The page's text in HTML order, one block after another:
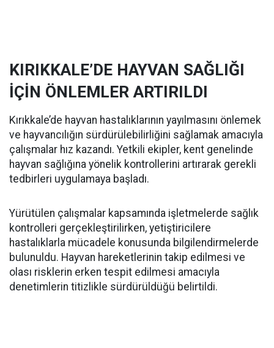
KIRIKKALE’DE HAYVAN SAĞLIĞI
İÇİN ÖNLEMLER ARTIRILDI
Kırıkkale’de hayvan hastalıklarının yayılmasını önlemek
ve hayvancılığın sürdürülebilirliğini sağlamak amacıyla
çalışmalar hız kazandı. Yetkili ekipler, kent genelinde
hayvan sağlığına yönelik kontrollerini artırarak gerekli
tedbirleri uygulamaya başladı.
Yürütülen çalışmalar kapsamında işletmelerde sağlık
kontrolleri gerçekleştirilirken, yetiştiricilere
hastalıklarla mücadele konusunda bilgilendirmelerde
bulunuldu. Hayvan hareketlerinin takip edilmesi ve
olası risklerin erken tespit edilmesi amacıyla
denetimlerin titizlikle sürdürüldüğü belirtildi.